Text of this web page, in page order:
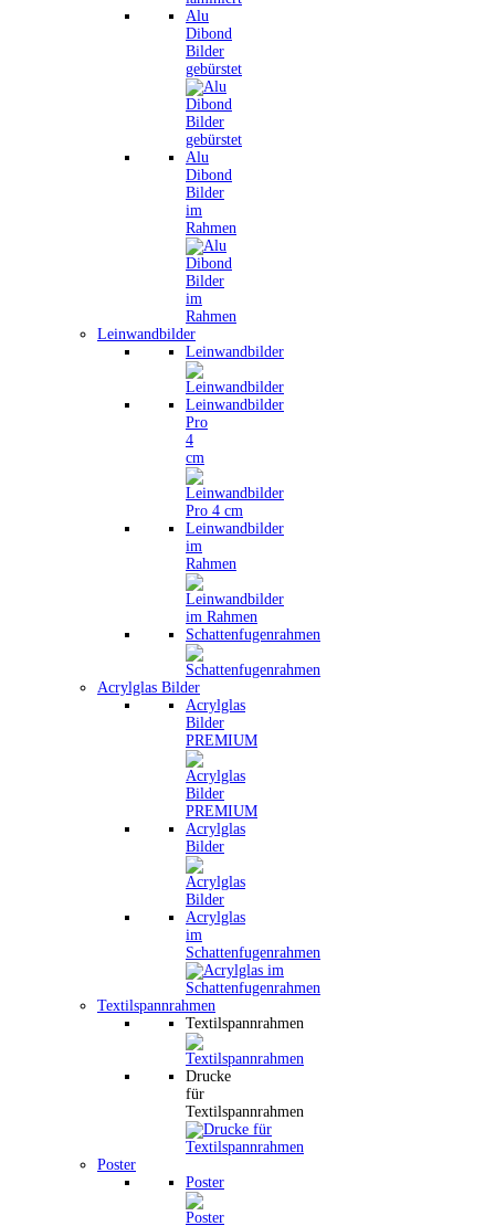
Alu
Dibond
Bilder
gebürstet
Alu
Dibond
Bilder
im
Rahmen
Leinwandbilder
Leinwandbilder
Leinwandbilder
Pro
4
cm
Leinwandbilder
im
Rahmen
Schattenfugenrahmen
Acrylglas Bilder
Acrylglas
Bilder
PREMIUM
Acrylglas
Bilder
Acrylglas
im
Schattenfugenrahmen
Textilspannrahmen
Textilspannrahmen
Drucke
für
Textilspannrahmen
Poster
Poster